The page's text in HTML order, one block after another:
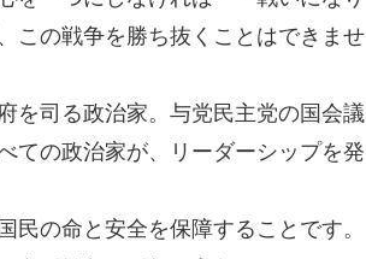
この戦争を勝ち抜くことはできませ
を司る政治家。与党民主党の国会議
ての政治家が、リーダーシップを発
の命と安全を保障することです。